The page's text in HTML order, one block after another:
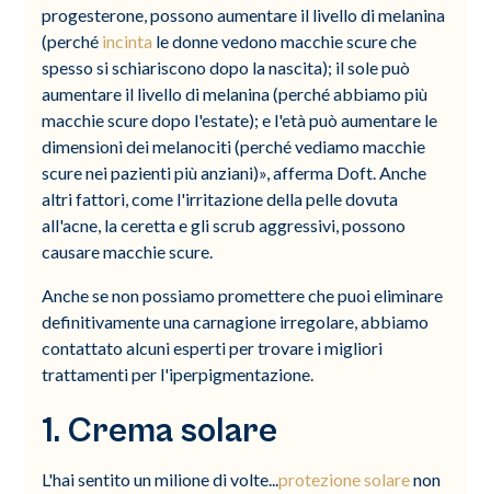
progesterone, possono aumentare il livello di melanina
(perché incinta le donne vedono macchie scure che
spesso si schiariscono dopo la nascita); il sole può
aumentare il livello di melanina (perché abbiamo più
macchie scure dopo l'estate); e l'età può aumentare le
dimensioni dei melanociti (perché vediamo macchie
scure nei pazienti più anziani)», afferma Doft. Anche
altri fattori, come l'irritazione della pelle dovuta
all'acne, la ceretta e gli scrub aggressivi, possono
causare macchie scure.
Anche se non possiamo promettere che puoi eliminare
definitivamente una carnagione irregolare, abbiamo
contattato alcuni esperti per trovare i migliori
trattamenti per l'iperpigmentazione.
1. Crema solare
L'hai sentito un milione di volte...protezione solarenon